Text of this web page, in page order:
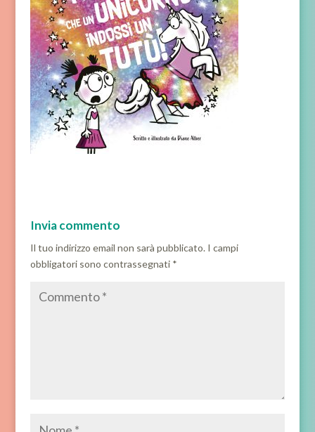
Invia commento
Il tuo indirizzo email non sarà pubblicato. I campi
obbligatori sono contrassegnati *